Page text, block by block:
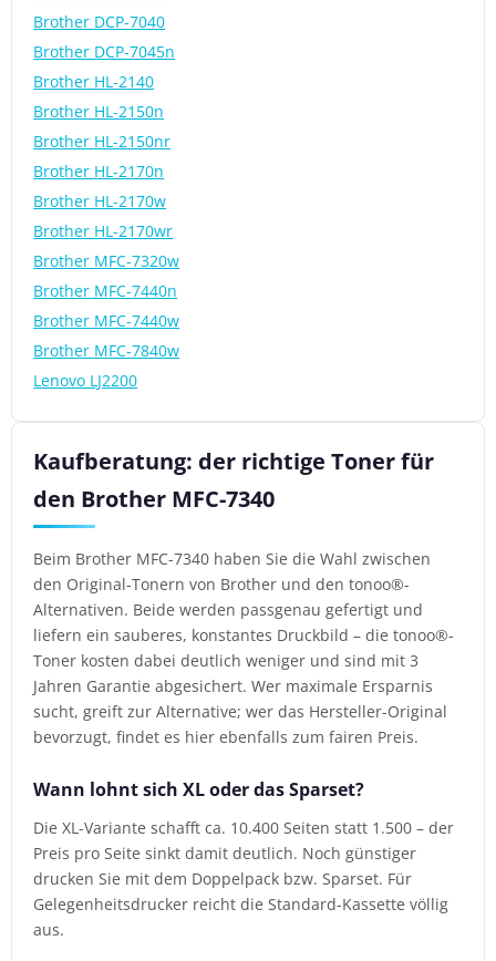
Brother DCP-7040
Brother DCP-7045n
Brother HL-2140
Brother HL-2150n
Brother HL-2150nr
Brother HL-2170n
Brother HL-2170w
Brother HL-2170wr
Brother MFC-7320w
Brother MFC-7440n
Brother MFC-7440w
Brother MFC-7840w
Lenovo LJ2200
Kaufberatung: der richtige Toner für
den Brother MFC-7340
Beim Brother MFC-7340 haben Sie die Wahl zwischen
den Original-Tonern von Brother und den tonoo®-
Alternativen. Beide werden passgenau gefertigt und
liefern ein sauberes, konstantes Druckbild – die tonoo®-
Toner kosten dabei deutlich weniger und sind mit 3
Jahren Garantie abgesichert. Wer maximale Ersparnis
sucht, greift zur Alternative; wer das Hersteller-Original
bevorzugt, findet es hier ebenfalls zum fairen Preis.
Wann lohnt sich XL oder das Sparset?
Die XL-Variante schafft ca. 10.400 Seiten statt 1.500 – der
Preis pro Seite sinkt damit deutlich. Noch günstiger
drucken Sie mit dem Doppelpack bzw. Sparset. Für
Gelegenheitsdrucker reicht die Standard-Kassette völlig
aus.